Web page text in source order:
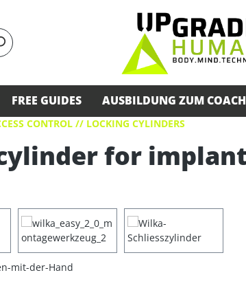
FREE GUIDES AUSBILDUNG ZUM COACH
CONTROL // LOCKING CYLINDERS
for